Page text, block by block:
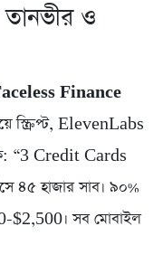
তানভীর ও
Faceless Finance
স্ক্রিপ্ট, ElevenLabs
“3 Credit Cards
হাজার সাব। ৯০%
$2,500। সব মোবাইল